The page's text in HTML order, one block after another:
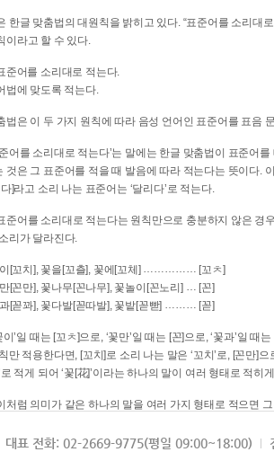
한글 맞춤법의 대원칙을 밝히고 있다. “표준어를 소리대
이라고 할 수 있다.
준어를 소리대로 적는다.
법에 맞도록 적는다.
법은 이 두 가지 원칙에 따라 음성 언어인 표준어를 표음
어를 소리대로 적는다’는 말에는 한글 맞춤법이 표준어
표준어를 적을 때 발음에 따라 적는다는 뜻이다. 이를테면 [나무]라고 소리 나는 표준어는 ‘나무’로 적
]라고 소리 나는 표준어는 ‘달리다’로 적는다.
준어를 소리대로 적는다는 원칙만으로 충분하지 않은 경
리가 달라진다.
[꼬치], 꽃을[꼬츨], 꽃에[꼬체] …………… [꼬ㅊ]
[꼰만], 꽃나무[꼰나무], 꽃놀이[꼰노리] … [꼰]
[꼳꽈], 꽃다발[꼳따발], 꽃밭[꼳빧] ……… [꼳]
이’일 때는 [꼬ㅊ]으로, ‘꽃만’일 때는 [꼰]으로, ‘꽃과’일
한다면, [꼬치]로 소리 나는 말은 ‘꼬치’로, [꼰만]으로 소리 나는 말은 ‘꼰만’으로, [꼳꽈]로 소리 나는 말
로 적게 되어 ‘꽃[花]’이라는 하나의 말이 여러 형태로 적히
처럼 의미가 같은 하나의 말을 여러 가지 형태로 적으면
것이 의미를 파악하는 데 효과적이다.
대표 전화: 02-2669-9775(평일 09:00~18:00)